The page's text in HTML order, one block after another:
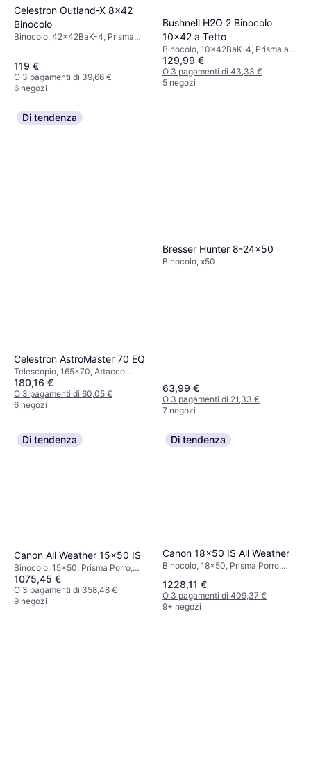
Celestron Outland-X 8x42
Binocolo
Binocolo, 42x42BaK-4, Prisma
119 €
O 3 pagamenti di 39,66 €
6 negozi
Bushnell H2O 2 Binocolo
10x42 a Tetto
Binocolo, 10x42BaK-4, Prisma a
Tetto, Totalmente Multistrato
129,99 €
O 3 pagamenti di 43,33 €
5 negozi
Di tendenza
Celestron AstroMaster 70 EQ
Telescopio, 165x70, Attacco
treppiede, Totalmente Rivestito
180,16 €
O 3 pagamenti di 60,05 €
6 negozi
Bresser Hunter 8-24x50
Binocolo, x50
63,99 €
O 3 pagamenti di 21,33 €
7 negozi
Di tendenza
Canon All Weather 15x50 IS
Binocolo, 15x50, Prisma Porro,
Attacco treppiede, Stabilizzatore
d'immagine, Rivestito
1075,45 €
O 3 pagamenti di 358,48 €
9 negozi
Di tendenza
Canon 18x50 IS All Weather
Binocolo, 18x50, Prisma Porro,
Multistrato
1228,11 €
O 3 pagamenti di 409,37 €
9+ negozi